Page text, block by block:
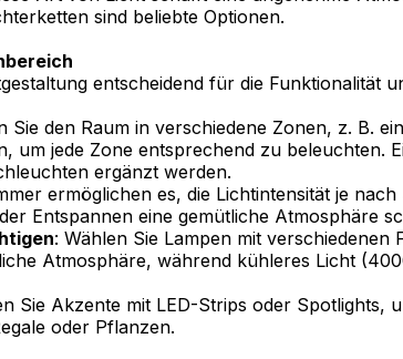
sind beliebte Optionen.
entscheidend für die Funktionalität
Sie den Raum in verschiedene Zonen, z. B.
um jede Zone entsprechend zu beleuchten.
ergänzt werden.
ermöglichen es, die Lichtintensität je
Entspannen eine gemütliche Atmosphäre
: Wählen Sie Lampen mit
Atmosphäre, während kühleres Licht
Sie Akzente mit LED-Strips oder Spotlights,
oder Pflanzen.